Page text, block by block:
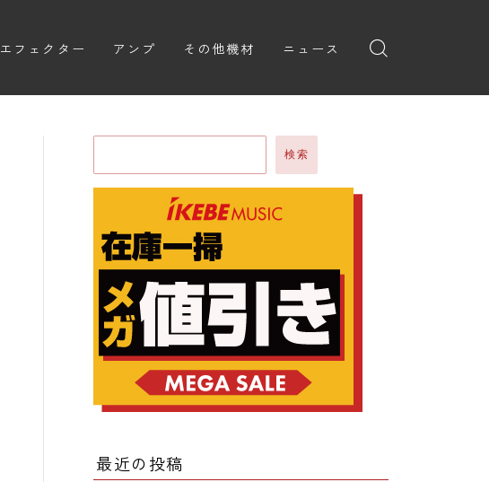
エフェクター アンプ その他機材
アクセサリ
ニュース
弾いてみた
検索
最近の投稿